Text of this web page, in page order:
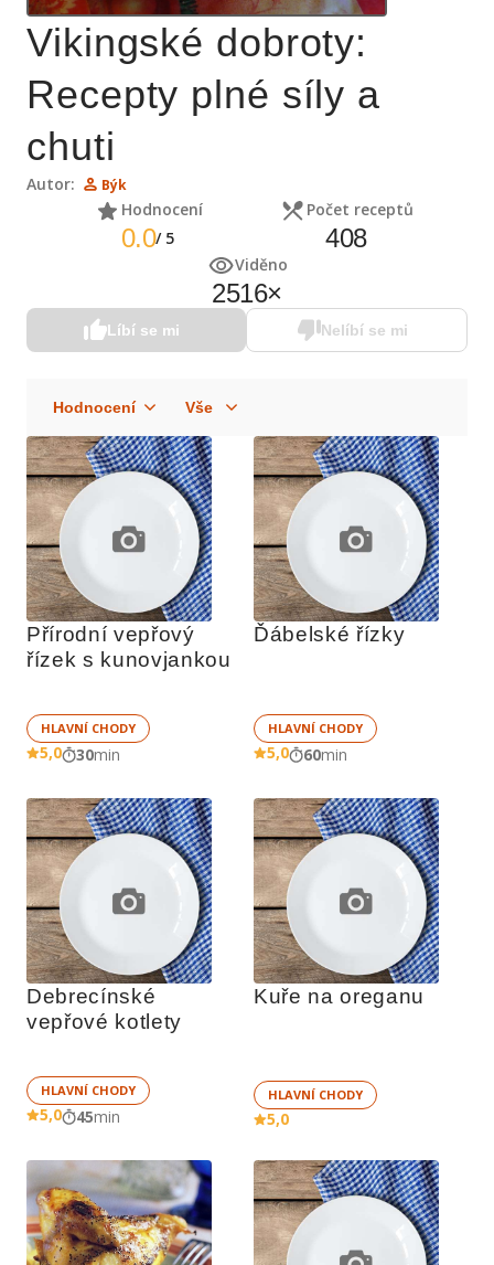
Vikingské dobroty:
Recepty plné síly a
chuti
Autor: Býk
Hodnocení
0.0/ 5
Počet receptů
408
Viděno
2516×
Líbí se mi Nelíbí se mi
Přírodní vepřový
řízek s kunovjankou
HLAVNÍ CHODY
5,0 30min
Ďábelské řízky
HLAVNÍ CHODY
5,0 60min
Debrecínské
vepřové kotlety
HLAVNÍ CHODY
5,0 45min
Kuře na oreganu
HLAVNÍ CHODY
5,0